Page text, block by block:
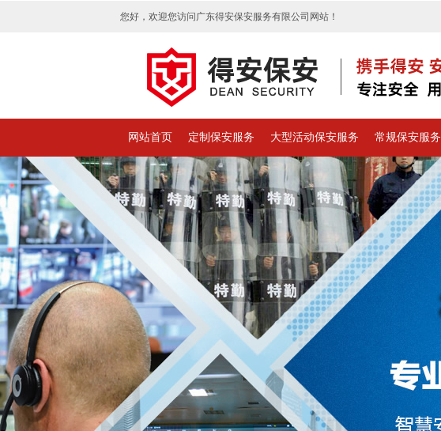
您好，欢迎您访问广东得安保安服务有限公司网站！
网站首页 定制保安服务 大型活动保安服务 常规保安服务